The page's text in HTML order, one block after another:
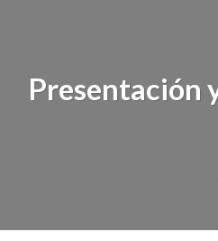
Presentación